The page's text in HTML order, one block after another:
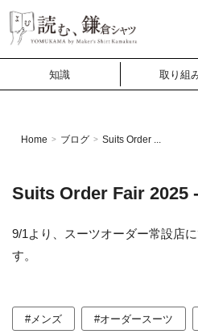
知識 取り組
Home > ブログ > Suits Order ...
Suits Order Fair 2025
9/1より、スーツオーダー常設店
す。
#メンズ #オーダースーツ